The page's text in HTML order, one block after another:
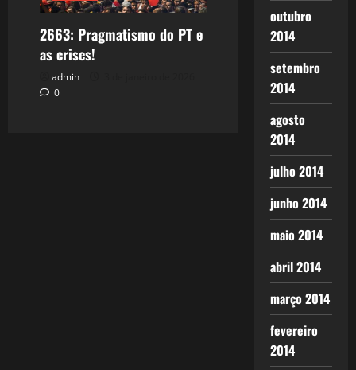
2663: Pragmatismo do PT e
as crises!
admin
0
outubro
2014
setembro
2014
agosto
2014
julho 2014
junho 2014
maio 2014
abril 2014
março 2014
fevereiro
2014